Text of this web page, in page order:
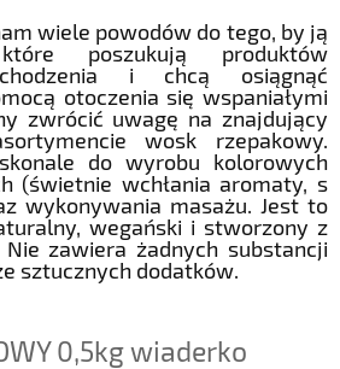
wiele powodów do tego, by ją
poszukują produktów
i chcą osiągnąć
otoczenia się wspaniałymi
zwrócić uwagę na znajdujący
wosk rzepakowy.
do wyrobu kolorowych
(świetnie wchłania aromaty, s
wykonywania masażu. Jest to
wegański i stworzony z
zawiera żadnych substancji
sztucznych dodatków.
0,5kg wiaderko